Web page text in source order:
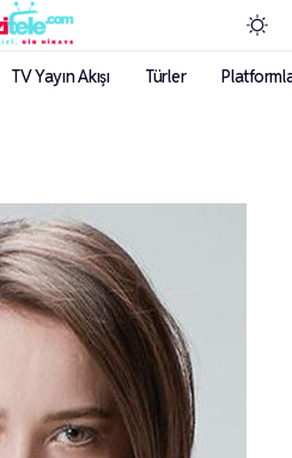
TV Yayın Akışı Türler